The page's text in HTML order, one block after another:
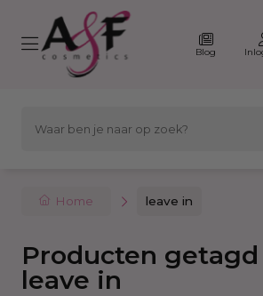
Blog
Home leave in
Producten
leave in